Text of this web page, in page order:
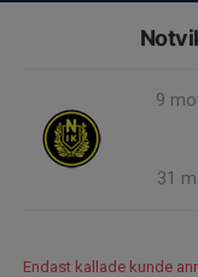
9
31
Endast kallade kunde